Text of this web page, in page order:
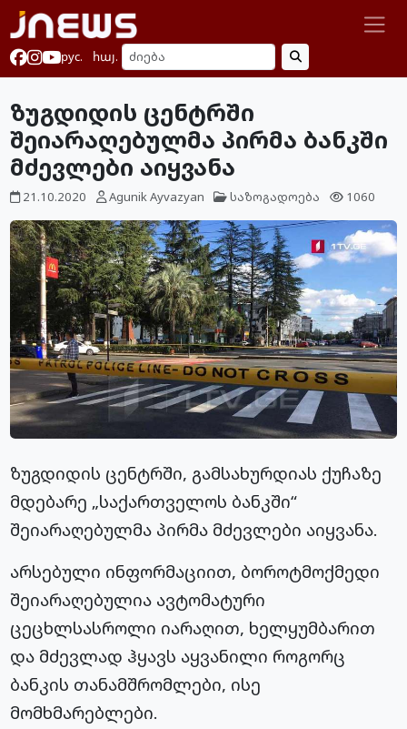
рус. հայ.
ზუგდიდის ცენტრში
შეიარაღებულმა პირმა ბანკში
მძევლები აიყვანა
21.10.2020 Agunik Ayvazyan საზოგადოება 1060
ზუგდიდის ცენტრში, გამსახურდიას ქუჩაზე
მდებარე „საქართველოს ბანკში“
შეიარაღებულმა პირმა მძევლები აიყვანა.
არსებული ინფორმაციით, ბოროტმოქმედი
შეიარაღებულია ავტომატური
ცეცხლსასროლი იარაღით, ხელყუმბარით
და მძევლად ჰყავს აყვანილი როგორც
ბანკის თანამშრომლები, ისე
მომხმარებლები.